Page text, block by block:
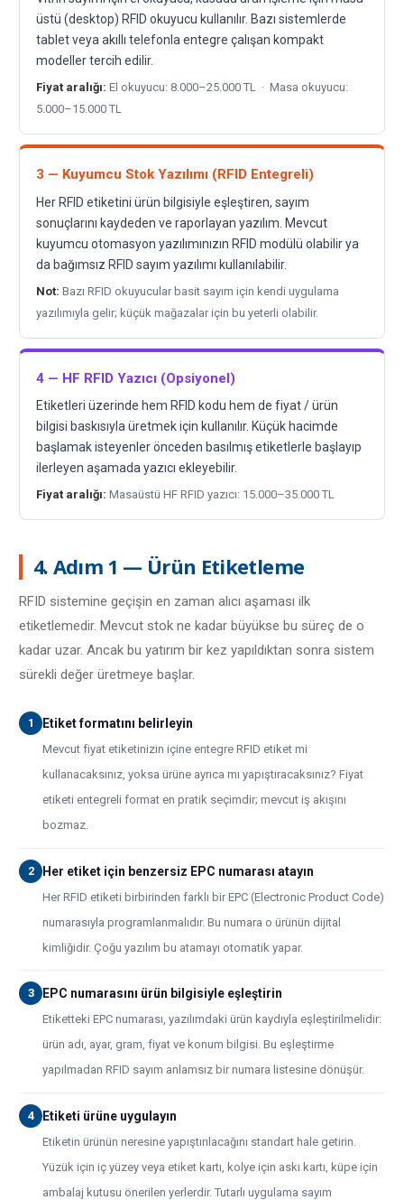
üstü (desktop) RFID okuyucu kullanılır. Bazı sistemlerde
tablet veya akıllı telefonla entegre çalışan kompakt
modeller tercih edilir.
Fiyat aralığı: El okuyucu: 8.000–25.000 TL · Masa okuyucu:
5.000–15.000 TL
3 — Kuyumcu Stok Yazılımı (RFID Entegreli)
Her RFID etiketini ürün bilgisiyle eşleştiren, sayım
sonuçlarını kaydeden ve raporlayan yazılım. Mevcut
kuyumcu otomasyon yazılımınızın RFID modülü olabilir ya
da bağımsız RFID sayım yazılımı kullanılabilir.
Not: Bazı RFID okuyucular basit sayım için kendi uygulama
yazılımıyla gelir; küçük mağazalar için bu yeterli olabilir.
4 — HF RFID Yazıcı (Opsiyonel)
Etiketleri üzerinde hem RFID kodu hem de fiyat / ürün
bilgisi baskısıyla üretmek için kullanılır. Küçük hacimde
başlamak isteyenler önceden basılmış etiketlerle başlayıp
ilerleyen aşamada yazıcı ekleyebilir.
Fiyat aralığı: Masaüstü HF RFID yazıcı: 15.000–35.000 TL
4. Adım 1 — Ürün Etiketleme
RFID sistemine geçişin en zaman alıcı aşaması ilk
etiketlemedir. Mevcut stok ne kadar büyükse bu süreç de o
kadar uzar. Ancak bu yatırım bir kez yapıldıktan sonra sistem
sürekli değer üretmeye başlar.
1 Etiket formatını belirleyin
Mevcut fiyat etiketinizin içine entegre RFID etiket mi
kullanacaksınız, yoksa ürüne ayrıca mı yapıştıracaksınız? Fiyat
etiketi entegreli format en pratik seçimdir; mevcut iş akışını
bozmaz.
2 Her etiket için benzersiz EPC numarası atayın
Her RFID etiketi birbirinden farklı bir EPC (Electronic Product Code)
numarasıyla programlanmalıdır. Bu numara o ürünün dijital
kimliğidir. Çoğu yazılım bu atamayı otomatik yapar.
3 EPC numarasını ürün bilgisiyle eşleştirin
Etiketteki EPC numarası, yazılımdaki ürün kaydıyla eşleştirilmelidir:
ürün adı, ayar, gram, fiyat ve konum bilgisi. Bu eşleştirme
yapılmadan RFID sayım anlamsız bir numara listesine dönüşür.
4 Etiketi ürüne uygulayın
Etiketin ürünün neresine yapıştırılacağını standart hale getirin.
Yüzük için iç yüzey veya etiket kartı, kolye için askı kartı, küpe için
ambalaj kutusu önerilen yerlerdir. Tutarlı uygulama sayım